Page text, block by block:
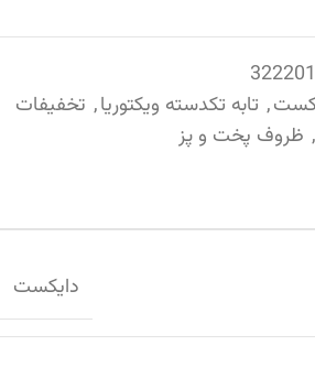
, تابه تکدسته ویکتوریا, تخفیفات
, ظروف پخت و پز
دایکست